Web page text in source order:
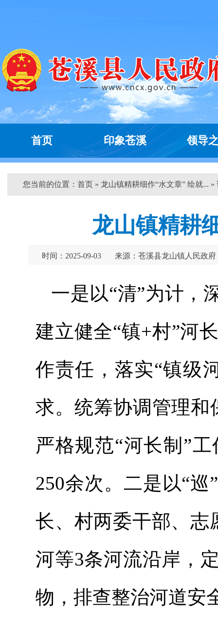
首页 印象苍溪 领导
您当前的位置： 首页 » 龙山镇精耕细作“水文章” 绘就... »
龙山镇精耕
时间：2025-09-03 来源：苍溪县龙山镇人民政府
一是以“清”为计，
建立健全“镇+村”河
作责任，落实“镇级
求。统筹协调管理和
严格规范“河长制”
250余次。二是以“
长、村两委干部、志
河等3条河流沿岸，
物，排查整治河道安